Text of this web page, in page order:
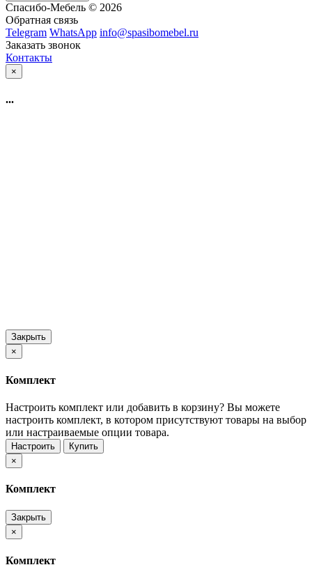
Спасибо-Мебель © 2026
Обратная связь
Telegram WhatsApp info@spasibomebel.ru
Заказать звонок
Контакты
×
...
Закрыть
×
Комплект
Настроить комплект или добавить в корзину? Вы можете
настроить комплект, в котором присутствуют товары на выбор
или настраиваемые опции товара.
Настроить
Купить
×
Комплект
Закрыть
×
Комплект